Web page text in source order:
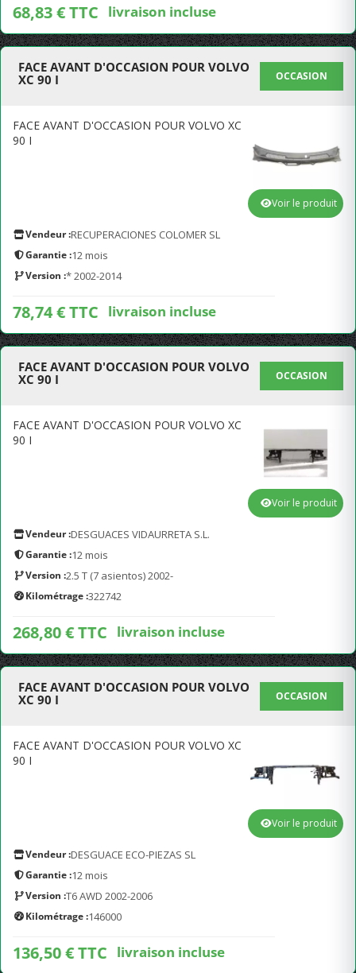
68,83 € TTC livraison incluse
FACE AVANT D'OCCASION POUR VOLVO
XC 90 I
OCCASION
FACE AVANT D'OCCASION POUR VOLVO XC
90 I
Vendeur :RECUPERACIONES COLOMER SL
Garantie :12 mois
Version :* 2002-2014
78,74 € TTC livraison incluse
Voir le produit
FACE AVANT D'OCCASION POUR VOLVO
XC 90 I
OCCASION
FACE AVANT D'OCCASION POUR VOLVO XC
90 I
Vendeur :DESGUACES VIDAURRETA S.L.
Garantie :12 mois
Version :2.5 T (7 asientos) 2002-
Kilométrage :322742
268,80 € TTC livraison incluse
Voir le produit
FACE AVANT D'OCCASION POUR VOLVO
XC 90 I
OCCASION
FACE AVANT D'OCCASION POUR VOLVO XC
90 I
Vendeur :DESGUACE ECO-PIEZAS SL
Garantie :12 mois
Version :T6 AWD 2002-2006
Kilométrage :146000
136,50 € TTC livraison incluse
Voir le produit